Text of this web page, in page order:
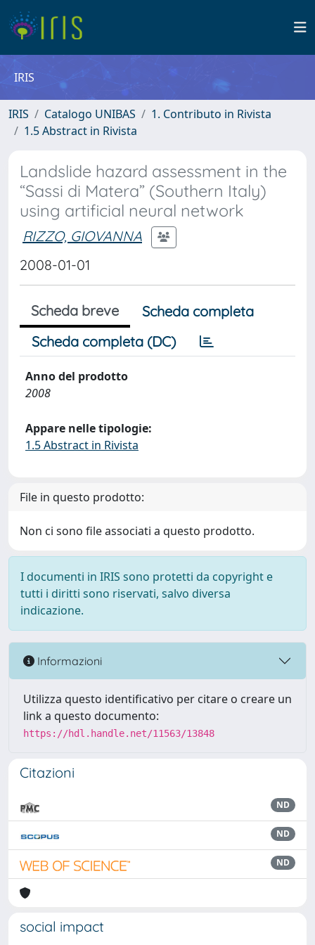
IRIS
IRIS Catalogo UNIBAS
1. Contributo in Rivista
1.5 Abstract in Rivista
Landslide hazard assessment in the
“Sassi di Matera” (Southern Italy)
using artificial neural network
RIZZO, GIOVANNA
2008-01-01
Scheda breve
Scheda completa
Scheda completa (DC)
Anno del prodotto
2008
Appare nelle tipologie:
1.5 Abstract in Rivista
File in questo prodotto:
Non ci sono file associati a questo prodotto.
I documenti in IRIS sono protetti da copyright e
tutti i diritti sono riservati, salvo diversa
indicazione.
Informazioni
Utilizza questo identificativo per citare o creare un
link a questo documento:
https://hdl.handle.net/11563/13848
Citazioni
ND
ND
ND
social impact